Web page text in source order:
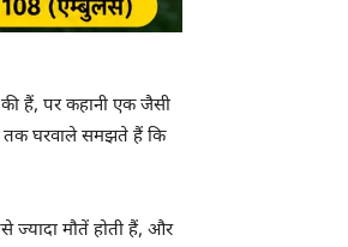
हैं, पर कहानी एक जैसी
तक घरवाले समझते हैं कि
ज्यादा मौतें होती हैं, और